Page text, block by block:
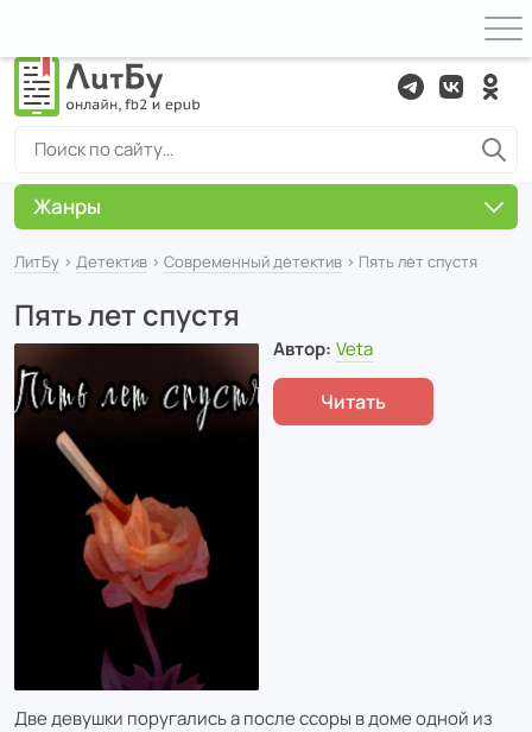
ЛитБу › Детектив › Современный детектив › Пять лет спустя
Пять лет спустя
Автор: Veta
Читать
Две девушки поругались а после ссоры в доме одной из
Жанры